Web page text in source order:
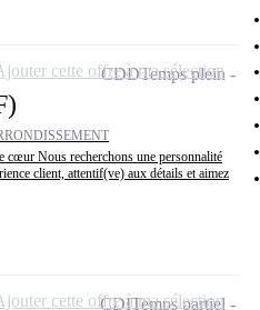
cœur Nous recherchons une personnalité
client, attentif(ve) aux détails et aimez
CDDTemps plein
cette offre à ma sélection
CDITemps partiel
cette offre à ma sélection